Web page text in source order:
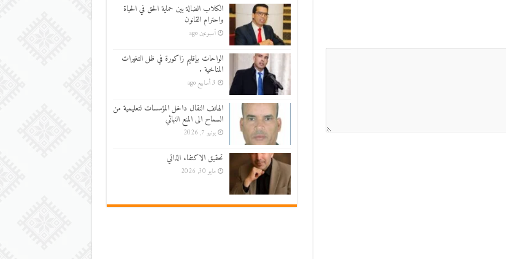
الكلاب الضالة بين حماية الحق في الحياة
واحترام القانون
أسبوعين ago
الواحات بإقليم زاكورة في ظل التغيرات
المناخية .
3 أسابيع ago
الهاتف النقال داخل المؤسسات لتعليمية من
السماح الى المنع النهائي
يونيو 7, 2026
تحقيق الاكتفاء الذاتي
مايو 30, 2026